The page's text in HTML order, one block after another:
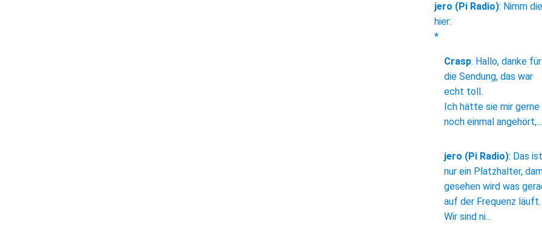
jero (Pi Radio): Nimm die
hier:
*
Crasp: Hallo, danke für
die Sendung, das war
echt toll.
Ich hätte sie mir gerne
noch einmal angehört,...
jero (Pi Radio): Das ist
nur ein Platzhalter,
gesehen wird was
auf der Frequenz läuft.
Wir sind ni...